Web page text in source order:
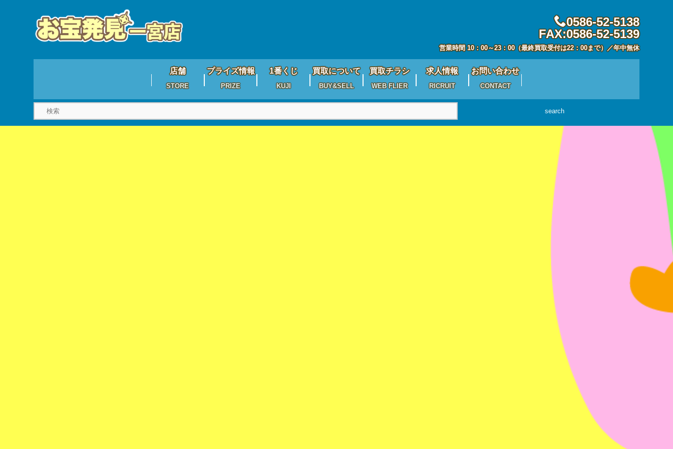
0586-52-5138
FAX:0586-52-5139
営業時間 10：00～23：00（最終買取受付は22：00まで）／年中無休
店舗
STORE
プライズ情報
PRIZE
1番くじ
KUJI
買取について
BUY&SELL
買取チラシ
WEB FLIER
求人情報
RICRUIT
お問い合わせ
CONTACT
search